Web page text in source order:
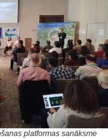
platformas sanāksme